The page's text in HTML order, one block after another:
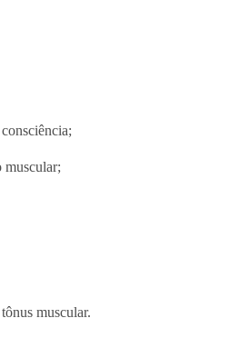
muscular;
muscular.